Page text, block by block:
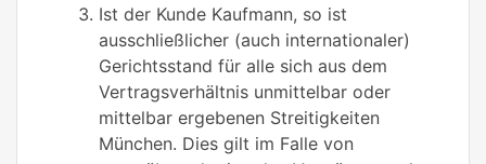
Ist der Kunde Kaufmann, so ist
ausschließlicher (auch internationaler)
Gerichtsstand für alle sich aus dem
Vertragsverhältnis unmittelbar oder
mittelbar ergebenen Streitigkeiten
München. Dies gilt im Falle von